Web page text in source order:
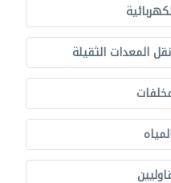
المعدات الثقيلة